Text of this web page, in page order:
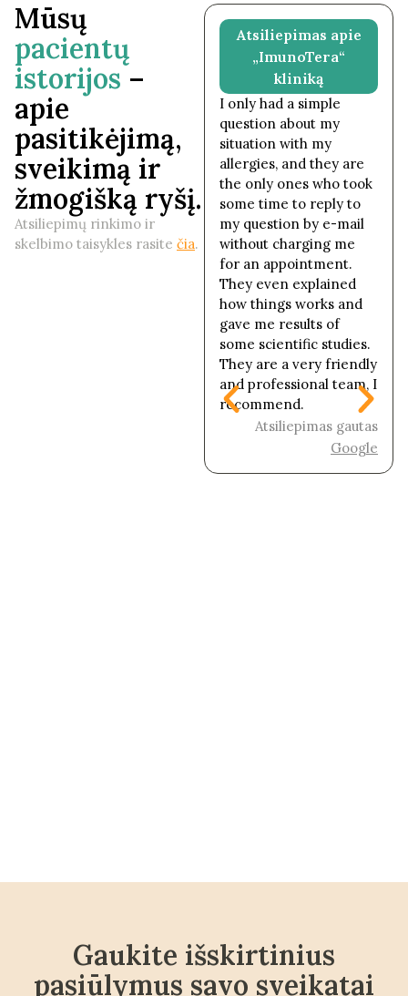
Mūsų
pacientų
istorijos –
apie
pasitikėjimą,
sveikimą ir
žmogišką ryšį.
Atsiliepimų rinkimo ir
skelbimo taisykles rasite čia.
Atsiliepimas apie
vaikų alergologę
Rūtą Požerskytę
Nuostabi specialistė
Rūta Požerskytė, labai
atidi, profesionali, skiria
pakankamai laiko, moka
elgtis su kūdikiais,
vadovaujasi naujausia
moksline informacija,
labai rekomenduoju!
Atsiliepimas apie
„ImunoTera“
kliniką
I only had a simple
question about my
situation with my
allergies, and they are
the only ones who took
some time to reply to
my question by e-mail
without charging me
for an appointment.
They even explained
how things works and
gave me results of
some scientific studies.
They are a very friendly
and professional team, I
recommend.
Atsiliepimas gautas
Google
Gaukite išskirtinius
pasiūlymus savo sveikatai